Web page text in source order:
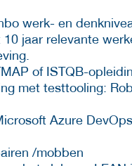
werk- en
jaar relevante
of ISTQB-
met testtooling:
Azure
/mobben